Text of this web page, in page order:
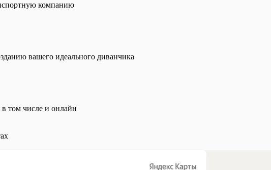
компанию
вашего идеального диванчика
том числе и онлайн